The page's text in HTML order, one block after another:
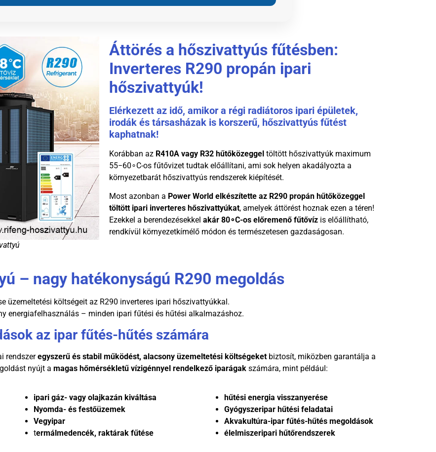
Áttörés a hőszivattyús fűtésben:
Inverteres R290 propán ipari
hőszivattyúk!
Elérkezett az idő, amikor a régi radiátoros ipari épületek,
irodák és társasházak is korszerű, hőszivattyús fűtést
kaphatnak!
Korábban az R410A vagy R32 hűtőközeggel töltött hőszivattyúk maximum
55−60∘C-os fűtővizet tudtak előállítani, ami sok helyen akadályozta a
környezetbarát hőszivattyús rendszerek kiépítését.
Most azonban a Power World elkészítette az R290 propán hűtőközeggel
töltött ipari inverteres hőszivattyúkat, amelyek áttörést hoznak ezen a téren!
Ezekkel a berendezésekkel akár 80∘C-os előremenő fűtővíz is előállítható,
rendkívül környezetkímélő módon és természetesen gazdaságosan.
– nagy hatékonyságú R290 megoldás
üzemeltetési költségeit az R290 inverteres ipari hőszivattyúkkal.
energiafelhasználás – minden ipari fűtési és hűtési alkalmazáshoz.
az ipar fűtés-hűtés számára
rendszeregyszerű és stabil működést, alacsony üzemeltetési költségeket biztosít, miközben garantálja a
nyújt a magas hőmérsékletű vízigénnyel rendelkező iparágak számára, mint például:
ipari gáz- vagy olajkazán kiváltása
Nyomda- és festőüzemek
Vegyipar
termálmedencék, raktárak fűtése
hűtési energia visszanyerése
Gyógyszeripar hűtési feladatai
Akvakultúra-ipar fűtés-hűtés megoldások
élelmiszeripari hűtőrendszerek